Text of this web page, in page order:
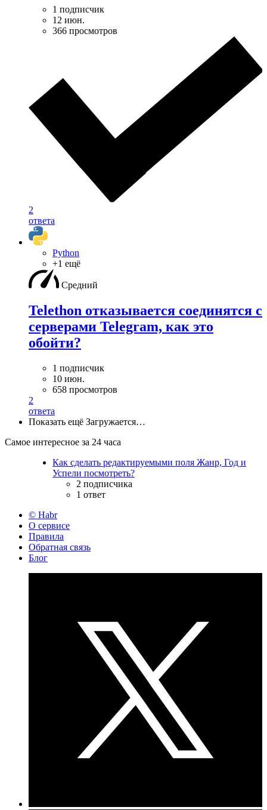
1 подписчик
12 июн.
366 просмотров
2
ответа
Python
+1 ещё
Средний
Telethon отказывается соединятся с
серверами Telegram, как это
обойти?
1 подписчик
10 июн.
658 просмотров
2
ответа
Показать ещё Загружается…
Самое интересное за 24 часа
Как сделать редактируемыми поля Жанр, Год и
Успели посмотреть?
2 подписчика
1 ответ
© Habr
О сервисе
Правила
Обратная связь
Блог